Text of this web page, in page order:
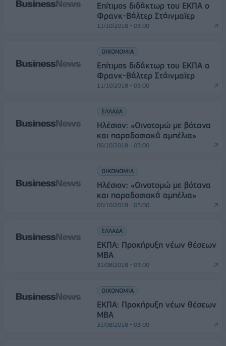
Επίτιμος διδάκτωρ του ΕΚΠΑ o
Φρανκ-Βάλτερ Στάινμαϊερ
11/10/2018 - 03:00
ΟΙΚΟΝΟΜΙΑ
Επίτιμος διδάκτωρ του ΕΚΠΑ o
Φρανκ-Βάλτερ Στάινμαϊερ
11/10/2018 - 03:00
ΕΛΛΑΔΑ
Ηλέσιον: «Οινοτομώ με βότανα
και παραδοσιακά αμπέλια»
06/10/2018 - 03:00
ΟΙΚΟΝΟΜΙΑ
Ηλέσιον: «Οινοτομώ με βότανα
και παραδοσιακά αμπέλια»
06/10/2018 - 03:00
ΕΛΛΑΔΑ
ΕΚΠΑ: Προκήρυξη νέων θέσεων
MBA
31/08/2018 - 03:00
ΟΙΚΟΝΟΜΙΑ
ΕΚΠΑ: Προκήρυξη νέων θέσεων
MBA
31/08/2018 - 03:00